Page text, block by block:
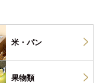
米・パン
果物類